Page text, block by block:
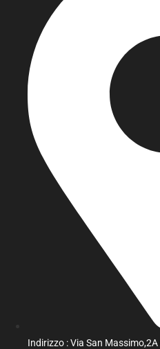
Indirizzo : Via San Massimo,2A